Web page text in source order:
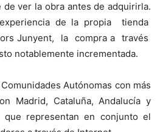
ver la obra antes de adquirirla.
de la propia tienda
Junyent, la compra a través
notablemente incrementada.
Autónomas con más
Madrid, Cataluña, Andalucía y
que representan en conjunto el